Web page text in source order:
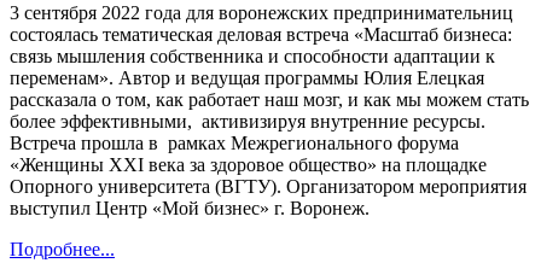
3 сентября 2022 года для воронежских предпринимательниц
состоялась тематическая деловая встреча «Масштаб бизнеса:
связь мышления собственника и способности адаптации к
переменам». Автор и ведущая программы Юлия Елецкая
рассказала о том, как работает наш мозг, и как мы можем стать
более эффективными, активизируя внутренние ресурсы.
Встреча прошла в рамках Межрегионального форума
«Женщины XXI века за здоровое общество» на площадке
Опорного университета (ВГТУ). Организатором мероприятия
выступил Центр «Мой бизнес» г. Воронеж.
Подробнее...